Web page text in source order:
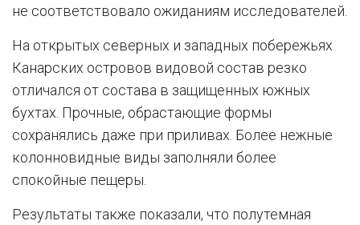
не соответствовало ожиданиям исследователей.
На открытых северных и западных побережьях
Канарских островов видовой состав резко
отличался от состава в защищенных южных
бухтах. Прочные, обрастающие формы
сохранялись даже при приливах. Более нежные
колонновидные виды заполняли более
спокойные пещеры.
Результаты также показали, что полутемная